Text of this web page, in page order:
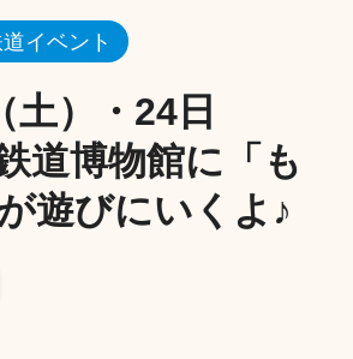
イベント
土）・24日
道博物館に「も
遊びにいくよ♪